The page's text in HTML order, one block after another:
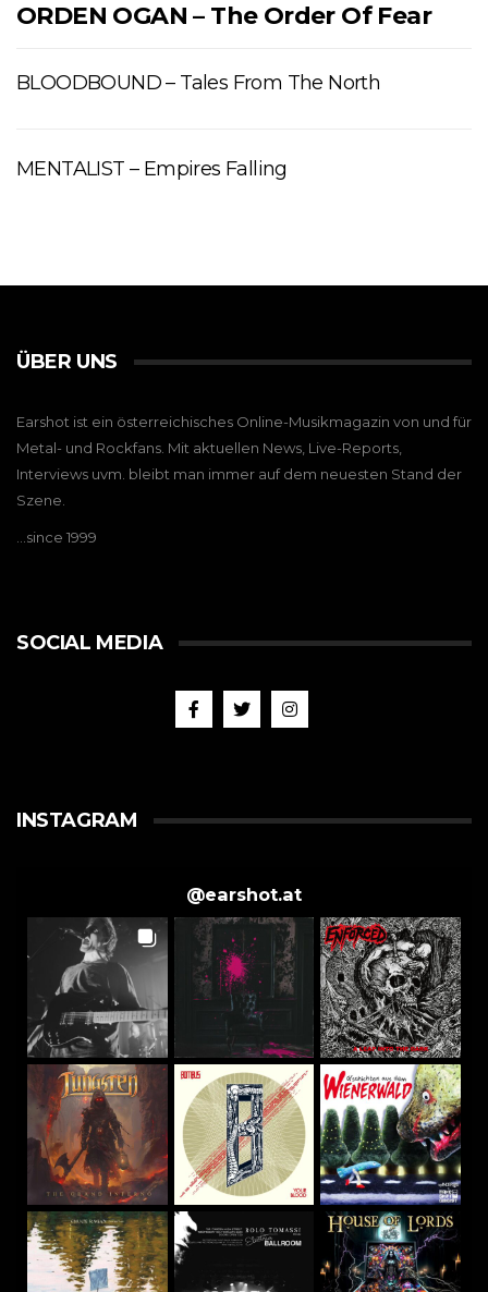
ORDEN OGAN – The Order Of Fear
BLOODBOUND – Tales From The North
MENTALIST – Empires Falling
ÜBER UNS
Earshot ist ein österreichisches Online-Musikmagazin von und für
Metal- und Rockfans. Mit aktuellen News, Live-Reports,
Interviews uvm. bleibt man immer auf dem neuesten Stand der
Szene.
…since 1999
SOCIAL MEDIA
INSTAGRAM
@earshot.at